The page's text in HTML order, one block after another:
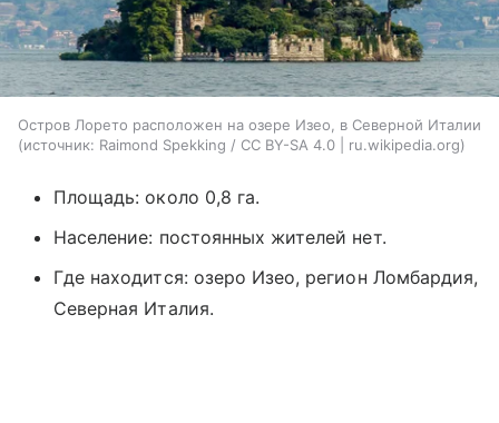
Остров Лорето расположен на озере Изео, в Северной Италии
источник: Raimond Spekking / CC BY-SA 4.0 | ru.wikipedia.org
Площадь: около 0,8 га.
Население: постоянных жителей нет.
Где находится: озеро Изео, регион Ломбардия,
Северная Италия.